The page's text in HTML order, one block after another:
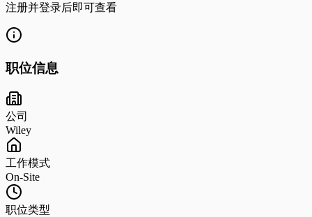
注册并登录后即可查看
职位信息
公司
Wiley
工作模式
On-Site
职位类型